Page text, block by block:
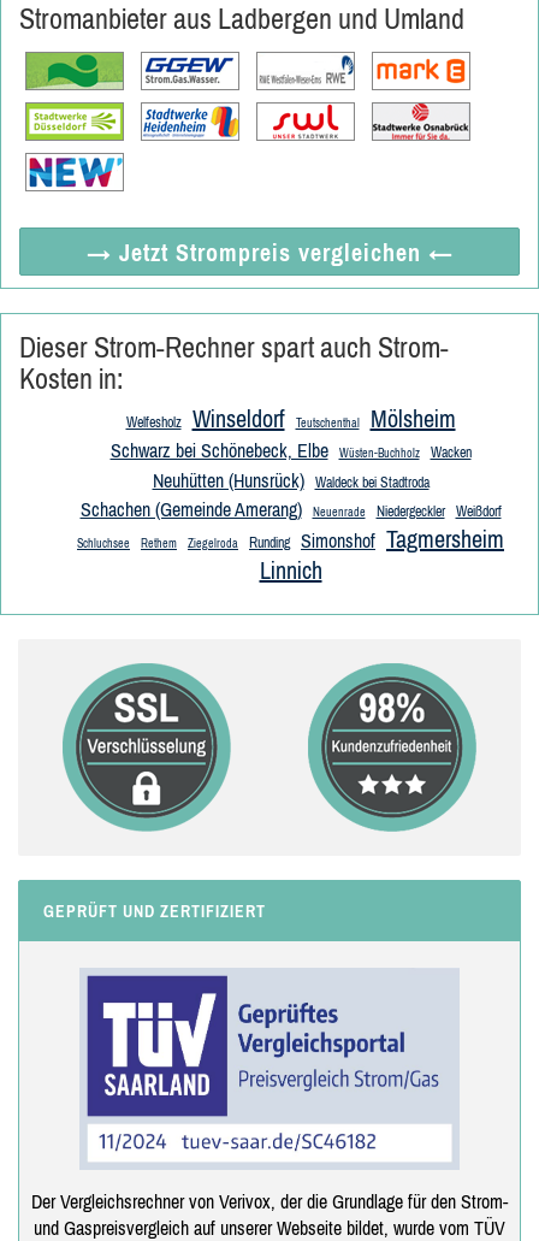
Stromanbieter aus Ladbergen und Umland
→ Jetzt Strompreis vergleichen ←
Dieser Strom-Rechner spart auch Strom-
Kosten in:
Welfesholz Winseldorf Teutschenthal Mölsheim
Schwarz bei Schönebeck, Elbe Wüsten-Buchholz Wacken
Neuhütten (Hunsrück) Waldeck bei Stadtroda
Schachen (Gemeinde Amerang) Neuenrade Niedergeckler Weißdorf
Schluchsee Rethem Ziegelroda Runding Simonshof Tagmersheim
Linnich
GEPRÜFT UND ZERTIFIZIERT
Der Vergleichsrechner von Verivox, der die Grundlage für den Strom-
und Gaspreisvergleich auf unserer Webseite bildet, wurde vom TÜV